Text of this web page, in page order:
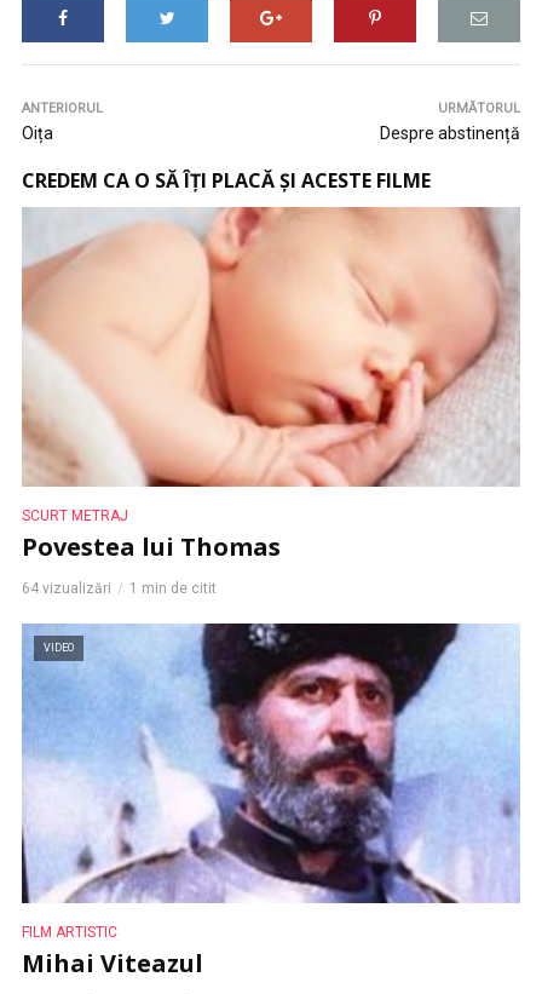
ANTERIORUL
Oița
URMĂTORUL
Despre abstinență
CREDEM CA O SĂ ÎȚI PLACĂ ȘI ACESTE FILME
SCURT METRAJ
Povestea lui Thomas
64 vizualizări 1 min de citit
VIDEO
FILM ARTISTIC
Mihai Viteazul